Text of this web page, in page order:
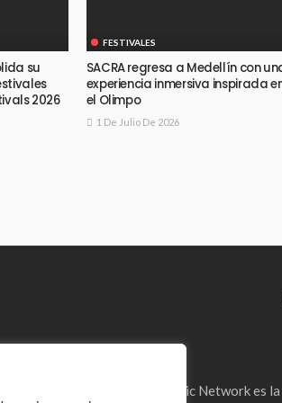
su
2026
FESTIVALES
SACRA regresa a Medellín con
experiencia inmersiva inspirada
el Olimpo
1 De Julio De 2026
Meneses Music Network es